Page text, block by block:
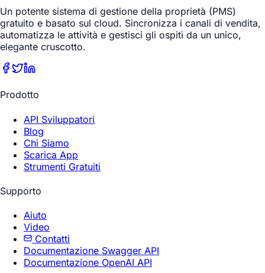
Un potente sistema di gestione della proprietà (PMS)
gratuito e basato sul cloud. Sincronizza i canali di vendita,
automatizza le attività e gestisci gli ospiti da un unico,
elegante cruscotto.
Prodotto
API Sviluppatori
Blog
Chi Siamo
Scarica App
Strumenti Gratuiti
Supporto
Aiuto
Video
Contatti
Documentazione Swagger API
Documentazione OpenAI API